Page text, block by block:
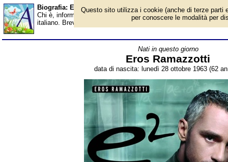
Biografia: Eros Ramazzotti - età - Almanacco
Chi è, informazioni, foto, qual è la data di nascita, età, dove è
italiano. Breve biografia. Voce dell'Almanacco.
Nati in questo giorno
Eros Ramazzotti
data di nascita: lunedì 28 ottobre 1963 (62
Questo sito utilizza i cookie (anche di terze parti
per conoscere le modalità per